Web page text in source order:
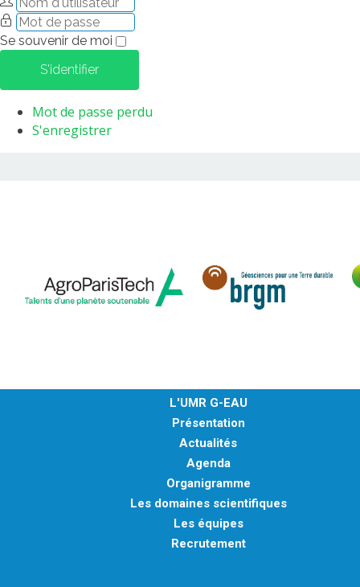
Se souvenir de moi
S'identifier
Mot de passe perdu
S'enregistrer
L'UMR G-EAU
Présentation
Actualités
Agenda
Organigramme
Les domaines scientifiques
Les équipes
Recrutement